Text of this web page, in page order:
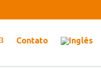
Contato